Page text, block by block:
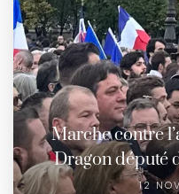
Marche contre
Dragon député
12